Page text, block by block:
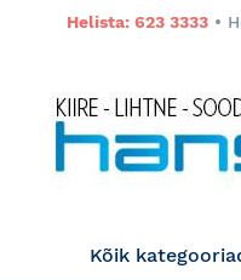
Helista: 623 3333 •
Kõik